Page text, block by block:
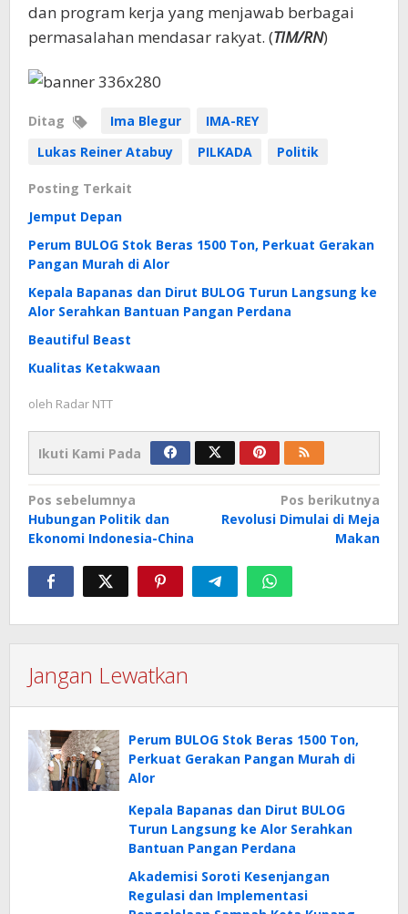
dan program kerja yang menjawab berbagai
permasalahan mendasar rakyat. (TIM/RN)
Ditag Ima Blegur
IMA-REY
Lukas Reiner Atabuy
PILKADA Politik
Posting Terkait
Jemput Depan
Perum BULOG Stok Beras 1500 Ton, Perkuat Gerakan
Pangan Murah di Alor
Kepala Bapanas dan Dirut BULOG Turun Langsung ke
Alor Serahkan Bantuan Pangan Perdana
Beautiful Beast
Kualitas Ketakwaan
oleh Radar NTT
Ikuti Kami Pada
Navigasi
pos
Pos sebelumnya
Hubungan Politik dan
Ekonomi Indonesia-China
Pos berikutnya
Revolusi Dimulai di Meja
Makan
Jangan Lewatkan
Perum BULOG Stok Beras 1500 Ton,
Perkuat Gerakan Pangan Murah di
Alor
Kepala Bapanas dan Dirut BULOG
Turun Langsung ke Alor Serahkan
Bantuan Pangan Perdana
Akademisi Soroti Kesenjangan
Regulasi dan Implementasi